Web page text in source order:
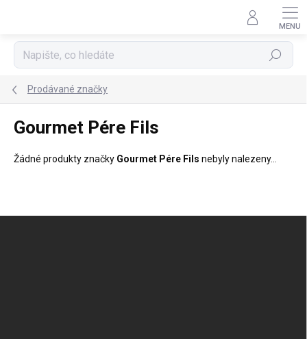
Hledat
Prodávané značky
Gourmet Pére Fils
Žádné produkty značky Gourmet Pére Fils nebyly nalezeny...